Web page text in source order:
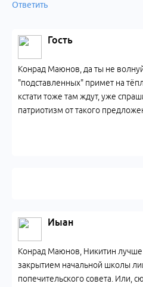
Ответить
Гость
Конрад Маюнов, да ты не
"подставленных" примет на
кстати тоже там ждут, уже
патриотизм от такого
Иыан
Конрад Маюнов, Никитин
закрытием начальной школы
попечительского совета. Или,